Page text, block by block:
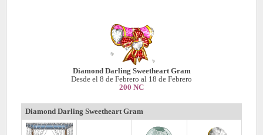
Diamond Darling Sweetheart Gram
Desde el 8 de Febrero al 18 de Febrero
200 NC
Diamond Darling Sweetheart Gram